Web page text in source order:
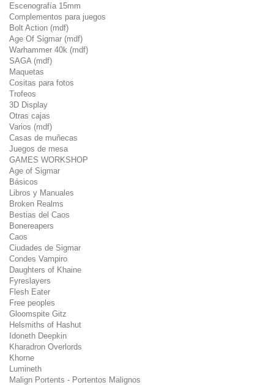
Escenografía 15mm
Complementos para juegos
Bolt Action (mdf)
Age Of Sigmar (mdf)
Warhammer 40k (mdf)
SAGA (mdf)
Maquetas
Cositas para fotos
Trofeos
3D Display
Otras cajas
Varios (mdf)
Casas de muñecas
Juegos de mesa
GAMES WORKSHOP
Age of Sigmar
Básicos
Libros y Manuales
Broken Realms
Bestias del Caos
Bonereapers
Caos
Ciudades de Sigmar
Condes Vampiro
Daughters of Khaine
Fyreslayers
Flesh Eater
Free peoples
Gloomspite Gitz
Helsmiths of Hashut
Idoneth Deepkin
Kharadron Overlords
Khorne
Lumineth
Malign Portents - Portentos Malignos